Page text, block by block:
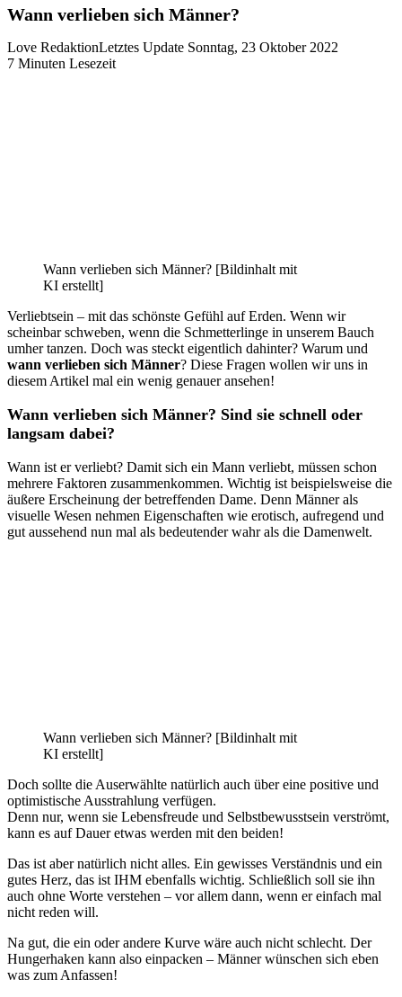
Wann verlieben sich Männer?
Love RedaktionLetztes Update Sonntag, 23 Oktober 2022
7 Minuten Lesezeit
Wann verlieben sich Männer? [Bildinhalt mit
KI erstellt]
Verliebtsein – mit das schönste Gefühl auf Erden. Wenn wir
scheinbar schweben, wenn die Schmetterlinge in unserem Bauch
umher tanzen. Doch was steckt eigentlich dahinter? Warum und
wann verlieben sich Männer? Diese Fragen wollen wir uns in
diesem Artikel mal ein wenig genauer ansehen!
Wann verlieben sich Männer? Sind sie schnell oder
langsam dabei?
Wann ist er verliebt? Damit sich ein Mann verliebt, müssen schon
mehrere Faktoren zusammenkommen. Wichtig ist beispielsweise die
äußere Erscheinung der betreffenden Dame. Denn Männer als
visuelle Wesen nehmen Eigenschaften wie erotisch, aufregend und
gut aussehend nun mal als bedeutender wahr als die Damenwelt.
Wann verlieben sich Männer? [Bildinhalt mit
KI erstellt]
Doch sollte die Auserwählte natürlich auch über eine positive und
optimistische Ausstrahlung verfügen.
Denn nur, wenn sie Lebensfreude und Selbstbewusstsein verströmt,
kann es auf Dauer etwas werden mit den beiden!
Das ist aber natürlich nicht alles. Ein gewisses Verständnis und ein
gutes Herz, das ist IHM ebenfalls wichtig. Schließlich soll sie ihn
auch ohne Worte verstehen – vor allem dann, wenn er einfach mal
nicht reden will.
Na gut, die ein oder andere Kurve wäre auch nicht schlecht. Der
Hungerhaken kann also einpacken – Männer wünschen sich eben
was zum Anfassen!